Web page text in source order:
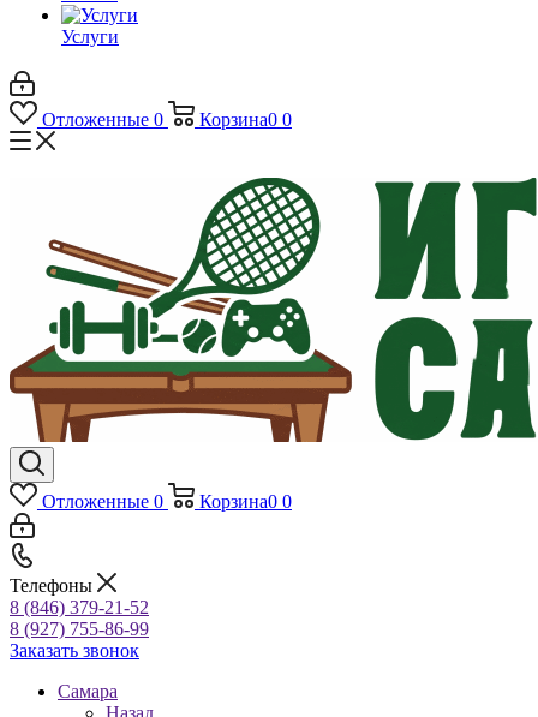
Услуги
Отложенные 0 Корзина0 0
Отложенные 0 Корзина0 0
Телефоны
8 (846) 379-21-52
8 (927) 755-86-99
Заказать звонок
Самара
Назад